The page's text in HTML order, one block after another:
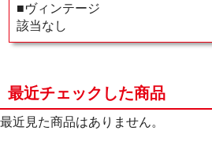
■ヴィンテージ
該当なし
最近チェックした商品
最近見た商品はありません。